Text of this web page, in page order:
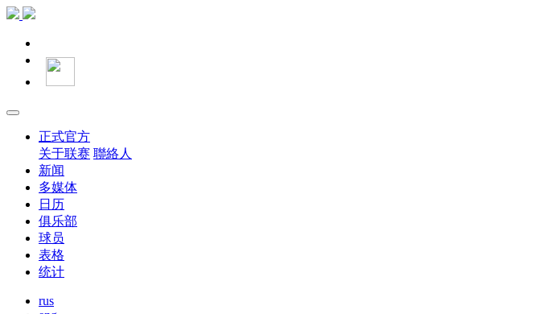
正式官方
关于联赛 聯絡人
新闻
多媒体
日历
俱乐部
球员
表格
统计
rus